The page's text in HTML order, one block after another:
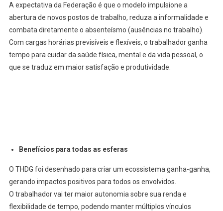
A expectativa da Federação é que o modelo impulsione a
abertura de novos postos de trabalho, reduza a informalidade e
combata diretamente o absenteísmo (ausências no trabalho).
Com cargas horárias previsíveis e flexíveis, o trabalhador ganha
tempo para cuidar da saúde física, mental e da vida pessoal, o
que se traduz em maior satisfação e produtividade.
Benefícios para todas as esferas
O THDG foi desenhado para criar um ecossistema ganha-ganha,
gerando impactos positivos para todos os envolvidos.
O trabalhador vai ter maior autonomia sobre sua renda e
flexibilidade de tempo, podendo manter múltiplos vínculos